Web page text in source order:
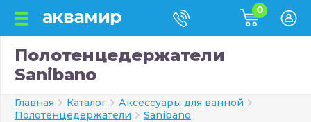
0
Полотенцедержатели
Sanibano
Главная Каталог
Аксессуары для ванной
Полотенцедержатели
Sanibano